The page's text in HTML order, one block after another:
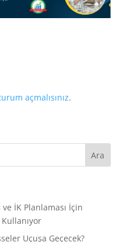
açmalısınız.
İK Planlaması İçin
Uçuşa Geçecek?